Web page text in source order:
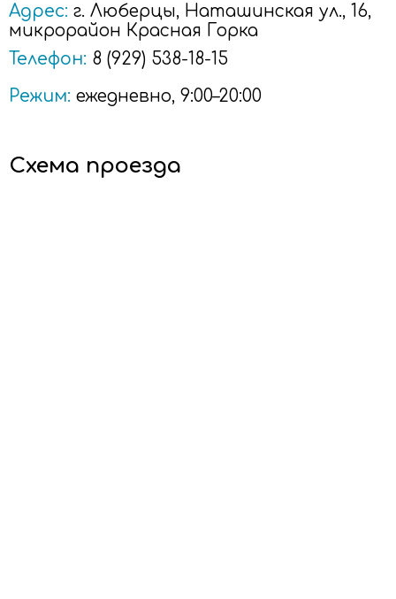
Схема проезда
Адрес: г.Люберцы, Наташинская ул., 16,
микрорайон Красная Горка
Телефон: 8 (929) 538-18-15
Режим: ежедневно, 9:00–20:00